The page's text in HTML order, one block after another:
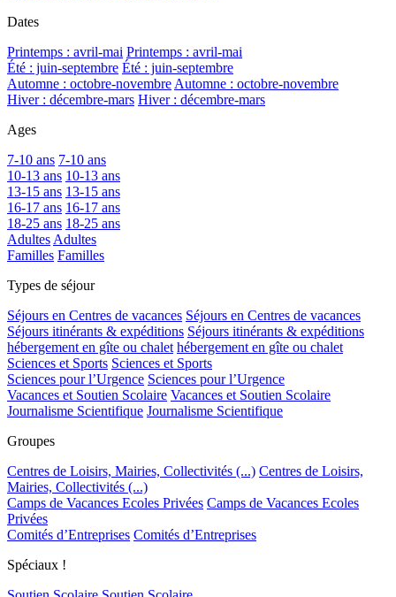
Dates
Printemps : avril-mai Printemps : avril-mai
Été : juin-septembre Été : juin-septembre
Automne : octobre-novembre Automne : octobre-novembre
Hiver : décembre-mars Hiver : décembre-mars
Ages
7-10 ans 7-10 ans
10-13 ans 10-13 ans
13-15 ans 13-15 ans
16-17 ans 16-17 ans
18-25 ans 18-25 ans
Adultes Adultes
Familles Familles
Types de séjour
Séjours en Centres de vacances Séjours en Centres de vacances
Séjours itinérants & expéditions Séjours itinérants & expéditions
hébergement en gîte ou chalet hébergement en gîte ou chalet
Sciences et Sports Sciences et Sports
Sciences pour l’Urgence Sciences pour l’Urgence
Vacances et Soutien Scolaire Vacances et Soutien Scolaire
Journalisme Scientifique Journalisme Scientifique
Groupes
Centres de Loisirs, Mairies, Collectivités (...) Centres de Loisirs,
Mairies, Collectivités (...)
Camps de Vacances Ecoles Privées Camps de Vacances Ecoles
Privées
Comités d’Entreprises Comités d’Entreprises
Spéciaux !